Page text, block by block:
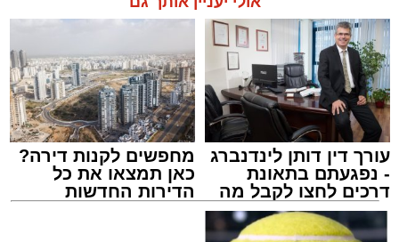
עורך דין דותן לינדנברג
- נפגעתם בתאונת
דרכים לחצו לקבל מה
שמגיע לכם
מחפשים לקנות דירה?
כאן תמצאו את כל
הדירות החדשות